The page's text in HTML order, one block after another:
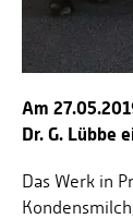
Am
Dr. G. Lübbe
Das Werk in